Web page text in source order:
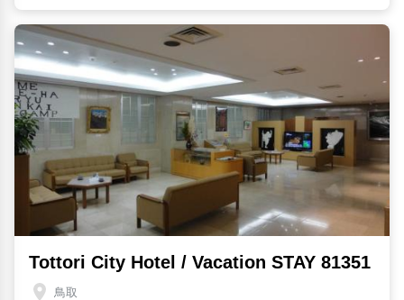
Tottori City Hotel / Vacation STAY 81351
鳥取